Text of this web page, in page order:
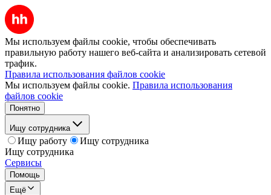
Мы используем файлы cookie, чтобы обеспечивать
правильную работу нашего веб-сайта и анализировать сетевой
трафик.
Правила использования файлов cookie
Мы используем файлы cookie. Правила использования
файлов cookie
Понятно
Ищу сотрудника
Ищу работу
Ищу сотрудника
Ищу сотрудника
Сервисы
Помощь
Ещё